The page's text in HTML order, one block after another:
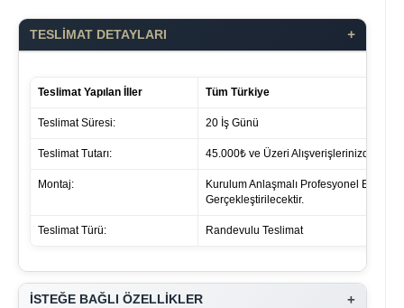
TESLİMAT DETAYLARI +
Teslimat Yapılan İller Tüm Türkiye
Teslimat Süresi: 20 İş Günü
Teslimat Tutarı: 45.000₺ ve Üzeri Alışverişlerinizde ücret
Montaj:
Kurulum Anlaşmalı Profesyonel
Gerçekleştirilecektir.
Teslimat Türü: Randevulu Teslimat
İSTEĞE BAĞLI ÖZELLİKLER +